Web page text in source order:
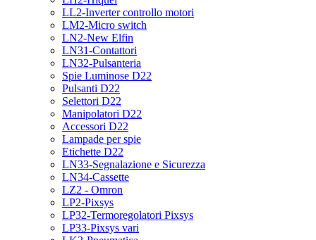
LL2-Inverter controllo motori
LM2-Micro switch
LN2-New Elfin
LN31-Contattori
LN32-Pulsanteria
Spie Luminose D22
Pulsanti D22
Selettori D22
Manipolatori D22
Accessori D22
Lampade per spie
Etichette D22
LN33-Segnalazione e Sicurezza
LN34-Cassette
LZ2 - Omron
LP2-Pixsys
LP32-Termoregolatori Pixsys
LP33-Pixsys vari